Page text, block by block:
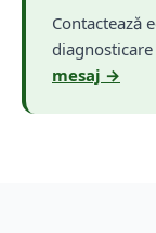
Contactează
mesaj →